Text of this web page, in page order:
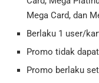
Mega Card, dan
Berlaku 1 user/
Promo tidak
Promo berlaku